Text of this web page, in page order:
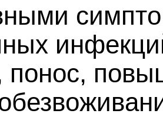
понос,